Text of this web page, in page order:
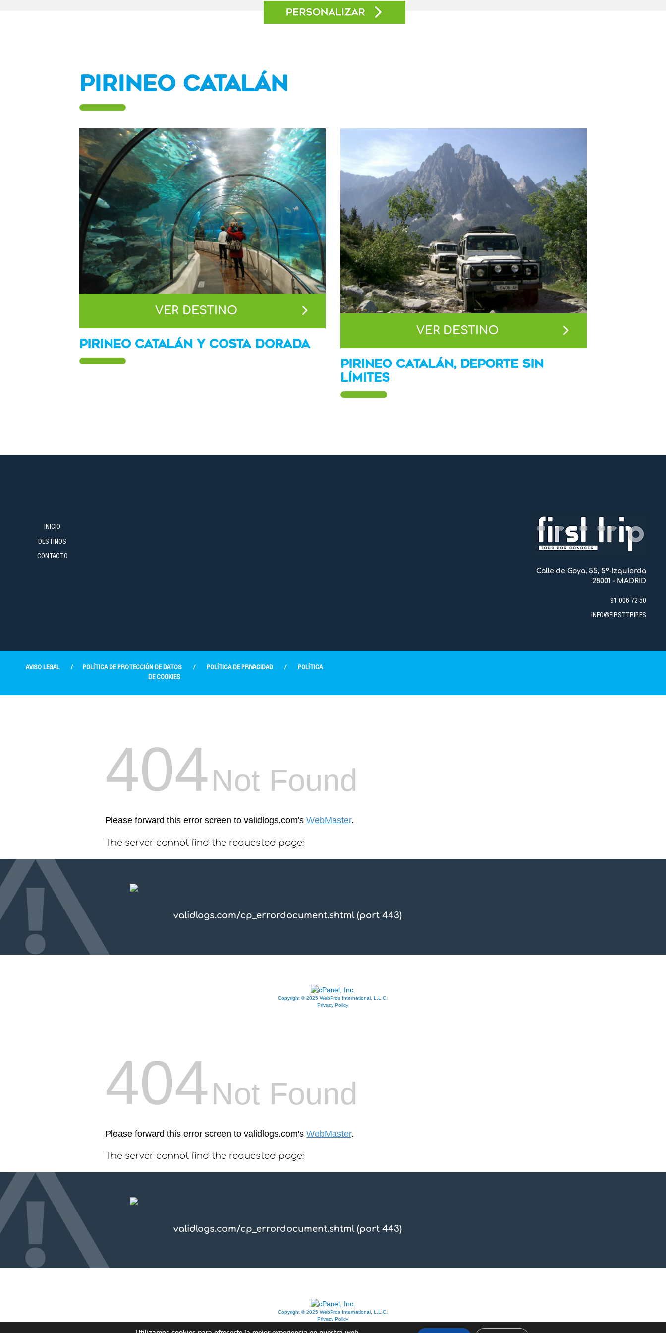
Pirineo Catalán
VER DESTINO
PIRINEO CATALÁN Y COSTA DORADA
VER DESTINO
PIRINEO CATALÁN, DEPORTE SIN
LÍMITES
INICIO
DESTINOS
CONTACTO
Calle de Goya, 55, 5º-Izquierda
28001 - MADRID
91 006 72 50
INFO@FIRSTTRIP.ES
AVISO LEGAL / POLÍTICA DE PROTECCIÓN DE DATOS / POLÍTICA DE PRIVACIDAD /
POLÍTICA
DE COOKIES
404Not Found
Please forward this error screen to validlogs.com's WebMaster.
The server cannot find the requested page:
validlogs.com/cp_errordocument.shtml (port 443)
Copyright © 2025 WebPros International, L.L.C.
Privacy Policy
404Not Found
Please forward this error screen to validlogs.com's WebMaster.
The server cannot find the requested page:
validlogs.com/cp_errordocument.shtml (port 443)
Copyright © 2025 WebPros International, L.L.C.
Privacy Policy